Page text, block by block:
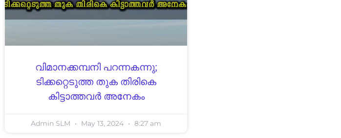
വിമാനക്കമ്പനി പറന്നകന്നു;
ടിക്കറ്റെടുത്ത തുക തിരികെ
കിട്ടാത്തവർ അനേകം
Admin SLM May 13, 2024 8:27 am